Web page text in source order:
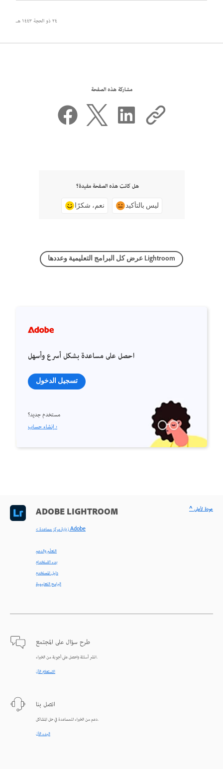
٢٤ ذو الحجة ١٤٤٣ هـ
مشاركة هذه الصفحة
هل كانت هذه الصفحة مفيدة؟
نعم، شكرًا ليس بالتأكيد
عرض كل البرامج التعليمية وعددها Lightroom
احصل على مساعدة بشكل أسرع وأسهل
تسجيل الدخول
مستخدم جديد؟
إنشاء حساب ›
ADOBE LIGHTROOM
< زيارة مركز مساعدة Adobe
التعلّم والدعم
بدء الاستخدام
دليل المستخدم
البرامج التعليمية
طرح سؤال على المجتمع
انشر أسئلة واحصل على أجوبة من الخبراء.
الاستعلام الآن
اتصل بنا
دعم من الخبراء للمساعدة في حل المشاكل.
البدء الآن
^ عودة لأعلى